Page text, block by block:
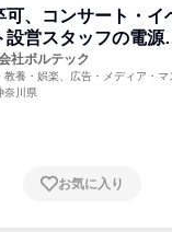
可、コンサート・イ
設営スタッフの電源
社ボルテック
教養・娯楽、広告・メディア・マ
力・ガス・水道・エネルギー
奈川県
お気に入り